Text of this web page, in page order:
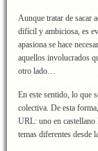
Aunque tratar de sacar
difícil y ambiciosa, es
apasiona se hace
aquellos involucrados
otro lado…
En este sentido, lo que
colectiva. De esta
URL: uno en castellano
temas diferentes desde